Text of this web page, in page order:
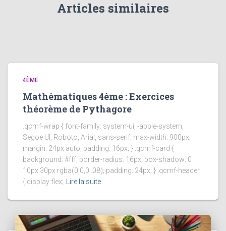
Articles similaires
4ÈME
Mathématiques 4ème : Exercices
théorème de Pythagore
.qcmf-wrap { font-family: system-ui, -apple-system,
Segoe UI, Roboto, Arial, sans-serif; max-width: 900px;
margin: 24px auto; padding: 16px; } .qcmf-card {
background: #fff; border-radius: 16px; box-shadow: 0
10px 30px rgba(0,0,0,.08); padding: 24px; } .qcmf-header
{ display:flex;
Lire la suite